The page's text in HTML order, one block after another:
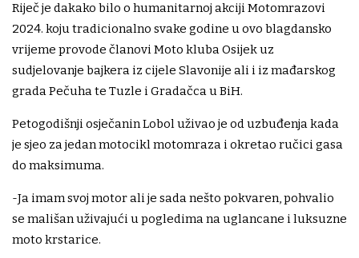
Riječ je dakako bilo o humanitarnoj akciji Motomrazovi
2024. koju tradicionalno svake godine u ovo blagdansko
vrijeme provode članovi Moto kluba Osijek uz
sudjelovanje bajkera iz cijele Slavonije ali i iz mađarskog
grada Pečuha te Tuzle i Gradačca u BiH.
Petogodišnji osječanin Lobol uživao je od uzbuđenja kada
je sjeo za jedan motocikl motomraza i okretao ručici gasa
do maksimuma.
-Ja imam svoj motor ali je sada nešto pokvaren, pohvalio
se mališan uživajući u pogledima na uglancane i luksuzne
moto krstarice.